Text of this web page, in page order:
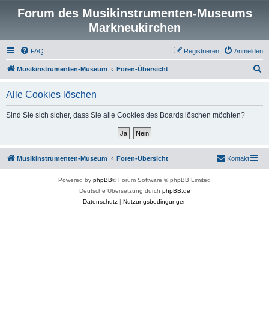
Forum des Musikinstrumenten-Museums
Markneukirchen
FAQ Anmelden
Registrieren
Musikinstrumenten-Museum Foren-Übersicht
Alle Cookies löschen
Sind Sie sich sicher, dass Sie alle Cookies des Boards löschen möchten?
Musikinstrumenten-Museum Foren-Übersicht Kontakt
Powered by phpBB® Forum Software © phpBB Limited
Deutsche Übersetzung durch phpBB.de
Datenschutz| Nutzungsbedingungen